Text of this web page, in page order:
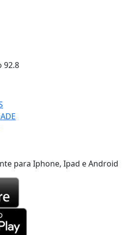
92.8
para Iphone, Ipad e Android